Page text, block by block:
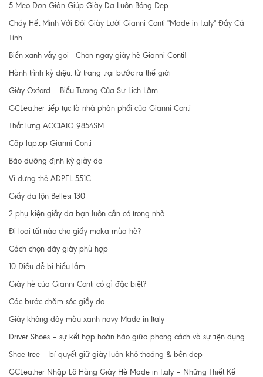
5 Mẹo Đơn Giản Giúp Giày Da Luôn Bóng Đẹp
Cháy Hết Mình Với Đôi Giày Lười Gianni Conti "Made in Italy" Đầy Cá
Tính
Biển xanh vẫy gọi - Chọn ngay giày hè Gianni Conti!
Hành trình kỳ diệu: từ trang trại bước ra thế giới
Giày Oxford – Biểu Tượng Của Sự Lịch Lãm
GCLeather tiếp tục là nhà phân phối của Gianni Conti
Thắt lưng ACCIAIO 9854SM
Cặp laptop Gianni Conti
Bảo dưỡng định kỳ giày da
Ví đựng thẻ ADPEL 551C
Giầy da lộn Bellesi 130
2 phụ kiện giầy da bạn luôn cần có trong nhà
Đi loại tất nào cho giầy moka mùa hè?
Cách chọn dây giày phù hợp
10 Điều dễ bị hiểu lầm
Giày hè của Gianni Conti có gì đặc biệt?
Các bước chăm sóc giầy da
Giày không dây màu xanh navy Made in Italy
Driver Shoes – sự kết hợp hoàn hảo giữa phong cách và sự tiện dụng
Shoe tree – bí quyết giữ giày luôn khô thoáng & bền đẹp
GCLeather Nhập Lô Hàng Giày Hè Made in Italy – Những Thiết Kế